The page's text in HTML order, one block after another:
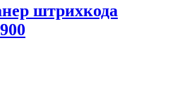
штрихкода